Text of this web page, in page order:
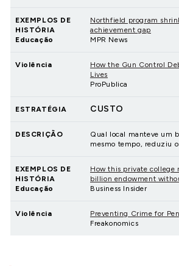
EXEMPLOS DE
HISTÓRIA
Educação
Northfield program
achievement gap
MPR News
Violência
How the Gun Control
Lives
ProPublica
ESTRATÉGIA CUSTO
DESCRIÇÃO
Qual local manteve um
mesmo tempo, reduziu
EXEMPLOS DE
HISTÓRIA
Educação
How this private college
billion endowment
Business Insider
Violência
Preventing Crime for
Freakonomics